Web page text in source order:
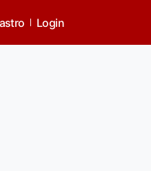
Login